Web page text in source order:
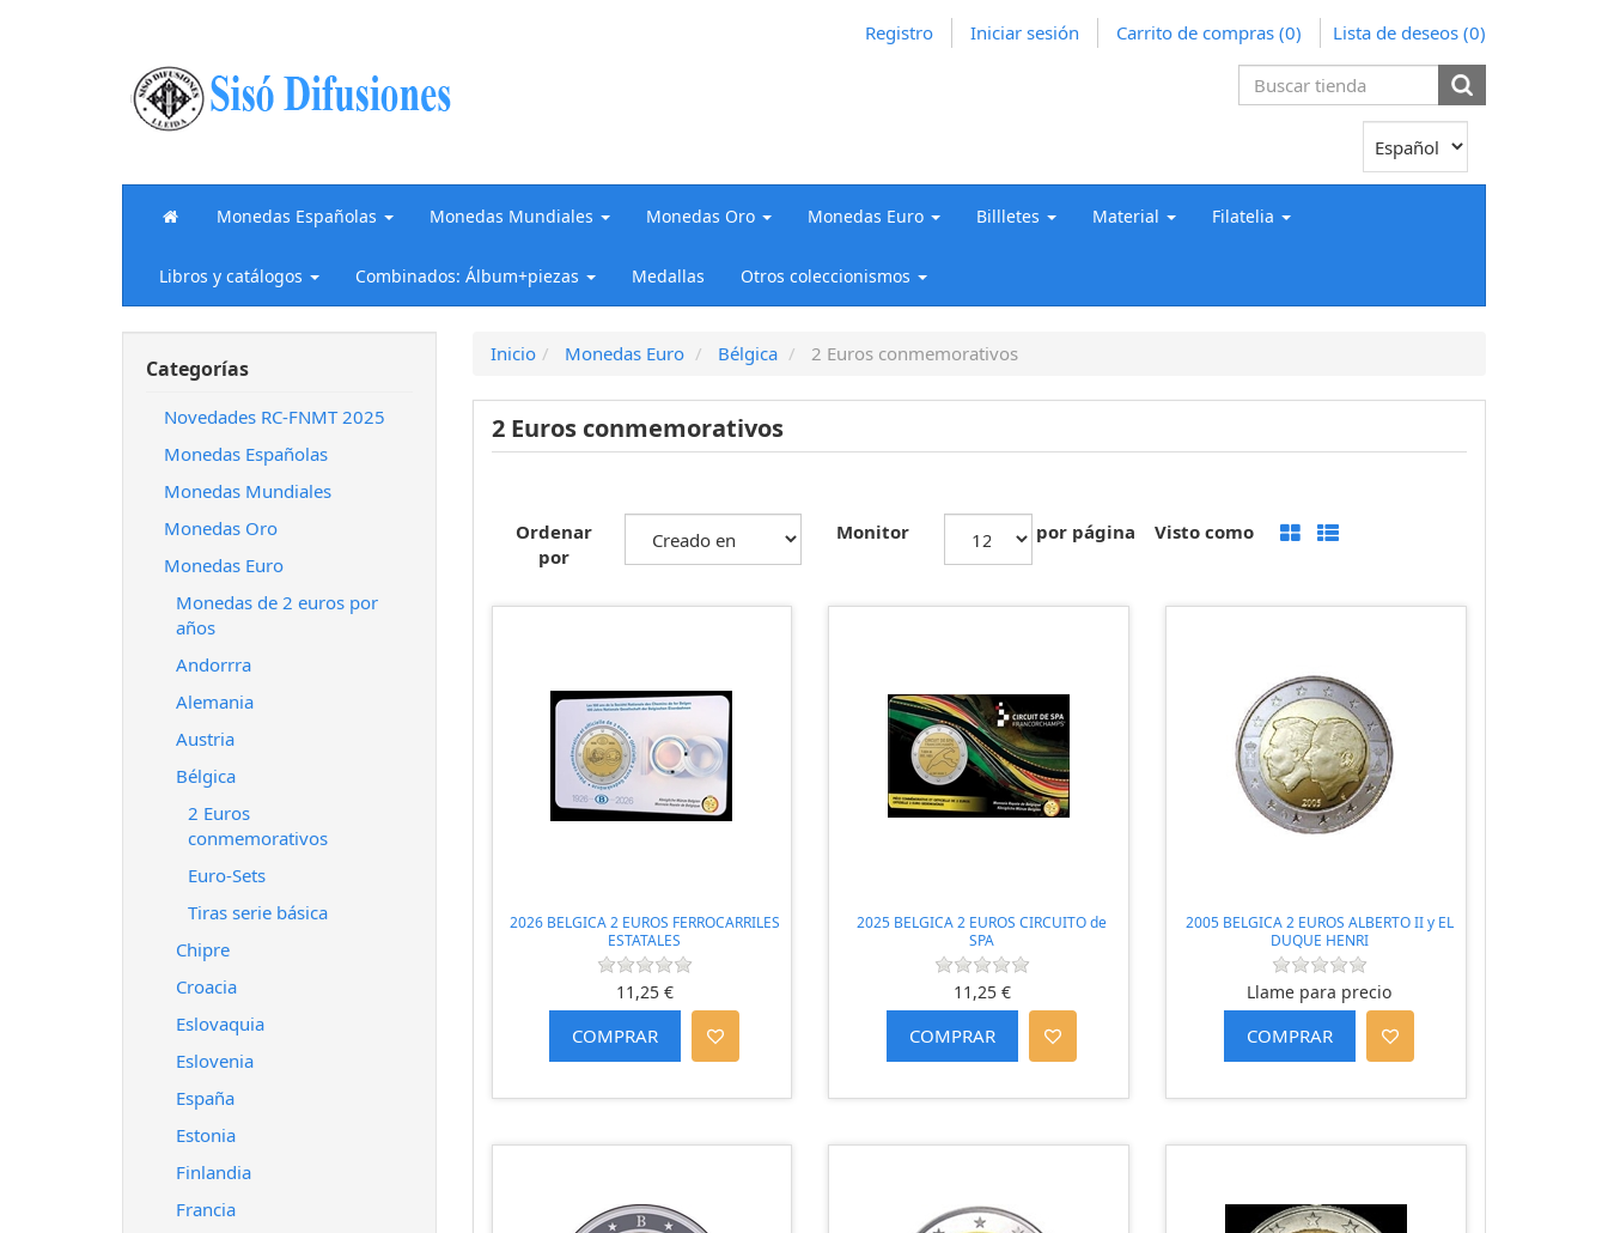
Registro Iniciar sesión Carrito de compras (0) Lista de deseos (0)
Monedas Españolas Monedas Mundiales Monedas Oro Monedas Euro Billletes Material Filatelia
Libros y catálogos Combinados: Álbum+piezas Medallas Otros coleccionismos
Categorías
Novedades RC-FNMT 2025
Monedas Españolas
Monedas Mundiales
Monedas Oro
Monedas Euro
Monedas de 2 euros por
años
Andorrra
Alemania
Austria
Bélgica
2 Euros
conmemorativos
Euro-Sets
Tiras serie básica
Chipre
Croacia
Eslovaquia
Eslovenia
España
Estonia
Finlandia
Francia
Inicio Monedas Euro Bélgica 2 Euros conmemorativos
2 Euros conmemorativos
Ordenar
por
Monitor por página Visto como
2026 BELGICA 2 EUROS FERROCARRILES
ESTATALES
11,25 €
2025 BELGICA 2 EUROS CIRCUITO de
SPA
11,25 €
2005 BELGICA 2 EUROS ALBERTO II y EL
DUQUE HENRI
Llame para precio